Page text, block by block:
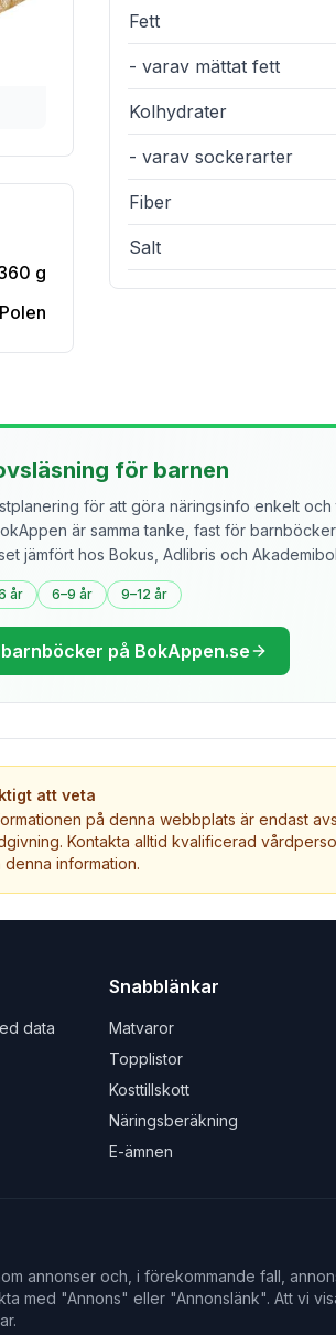
g
Polen
Fett
- varav mättat fett
Kolhydrater
- varav sockerarter
Fiber
Salt
för barnen
för att göra näringsinfo enkelt och
är samma tanke, fast för
jämfört hos Bokus, Adlibris och
år 6–9 år 9–12 år
på BokAppen.se
att veta
på denna webbplats är endast
Kontakta alltid kvalificerad
denna information.
data
Snabblänkar
Matvaror
Topplistor
Kosttillskott
Näringsberäkning
E-ämnen
annonser och, i förekommande fall,
med "Annons" eller "Annonslänk". Att vi